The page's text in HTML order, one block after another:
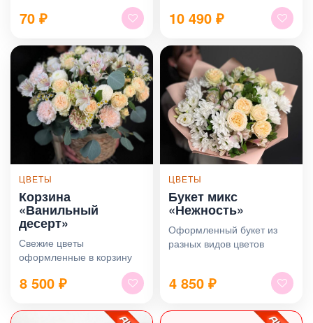
70 ₽ 10 490 ₽
ЦВЕТЫ
Корзина
«Ванильный
десерт»
Свежие цветы
оформленные в корзину
8 500 ₽
ЦВЕТЫ
Букет микс
«Нежность»
Оформленный букет из
разных видов цветов
4 850 ₽